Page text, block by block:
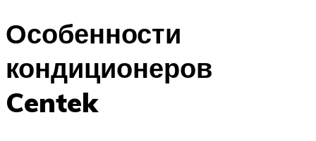
Особенности
кондиционеров
Centek